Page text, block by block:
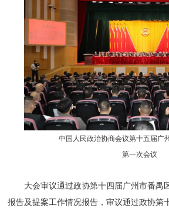
中国人民政治协商会议第十五届广
第一次会议
大会审议通过政协第十四届广州市番禺
报告及提案工作情况报告，审议通过政协第